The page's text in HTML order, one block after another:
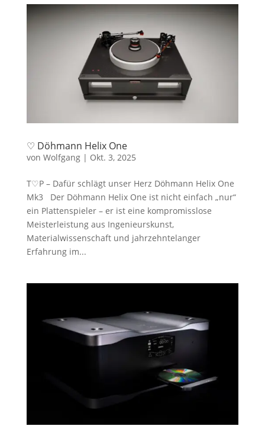
♡ Döhmann Helix One
von Wolfgang| Okt. 3, 2025
T♡P – Dafür schlägt unser Herz Döhmann Helix One
Mk3 Der Döhmann Helix One ist nicht einfach „nur“
ein Plattenspieler – er ist eine kompromisslose
Meisterleistung aus Ingenieurskunst,
Materialwissenschaft und jahrzehntelanger
Erfahrung im...